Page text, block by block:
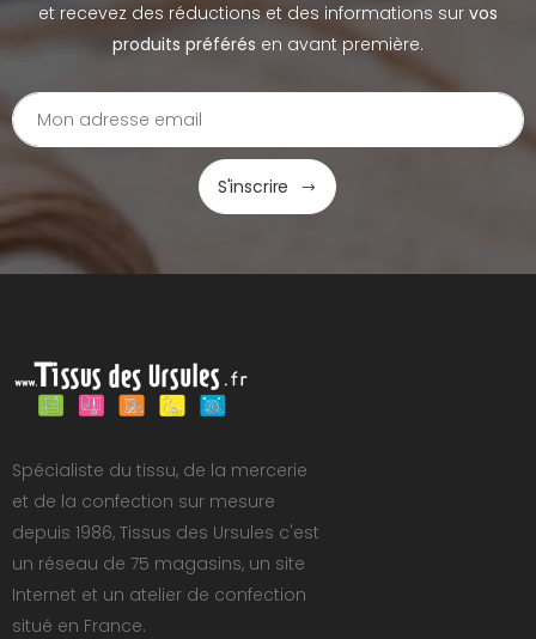
et recevez des réductions et des informations sur vos
produits préférés en avant première.
S'inscrire
Spécialiste du tissu, de la mercerie
et de la confection sur mesure
depuis 1986, Tissus des Ursules c'est
un réseau de 75 magasins, un site
Internet et un atelier de confection
situé en France.